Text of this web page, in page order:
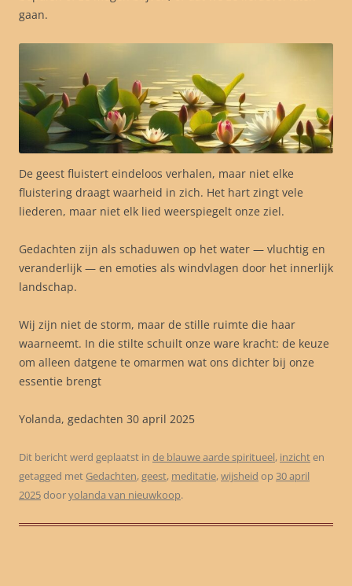
gaan.
De geest fluistert eindeloos verhalen, maar niet elke
fluistering draagt waarheid in zich. Het hart zingt vele
liederen, maar niet elk lied weerspiegelt onze ziel.
Gedachten zijn als schaduwen op het water — vluchtig en
veranderlijk — en emoties als windvlagen door het innerlijk
landschap.
Wij zijn niet de storm, maar de stille ruimte die haar
waarneemt. In die stilte schuilt onze ware kracht: de keuze
om alleen datgene te omarmen wat ons dichter bij onze
essentie brengt
Yolanda, gedachten 30 april 2025
Dit bericht werd geplaatst in de blauwe aarde spiritueel, inzichten
getagged met Gedachten,geest, meditatie,wijsheid op30 april
2025dooryolanda van nieuwkoop.